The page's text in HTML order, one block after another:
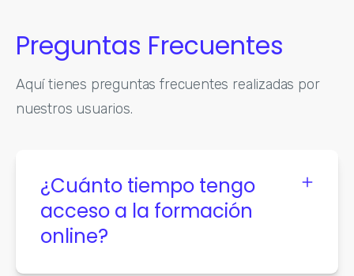
Preguntas Frecuentes
Aquí tienes preguntas frecuentes realizadas por
nuestros usuarios.
¿Cuánto tiempo tengo
acceso a la formación
online?